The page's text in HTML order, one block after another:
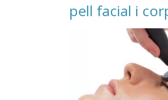
pell facial i